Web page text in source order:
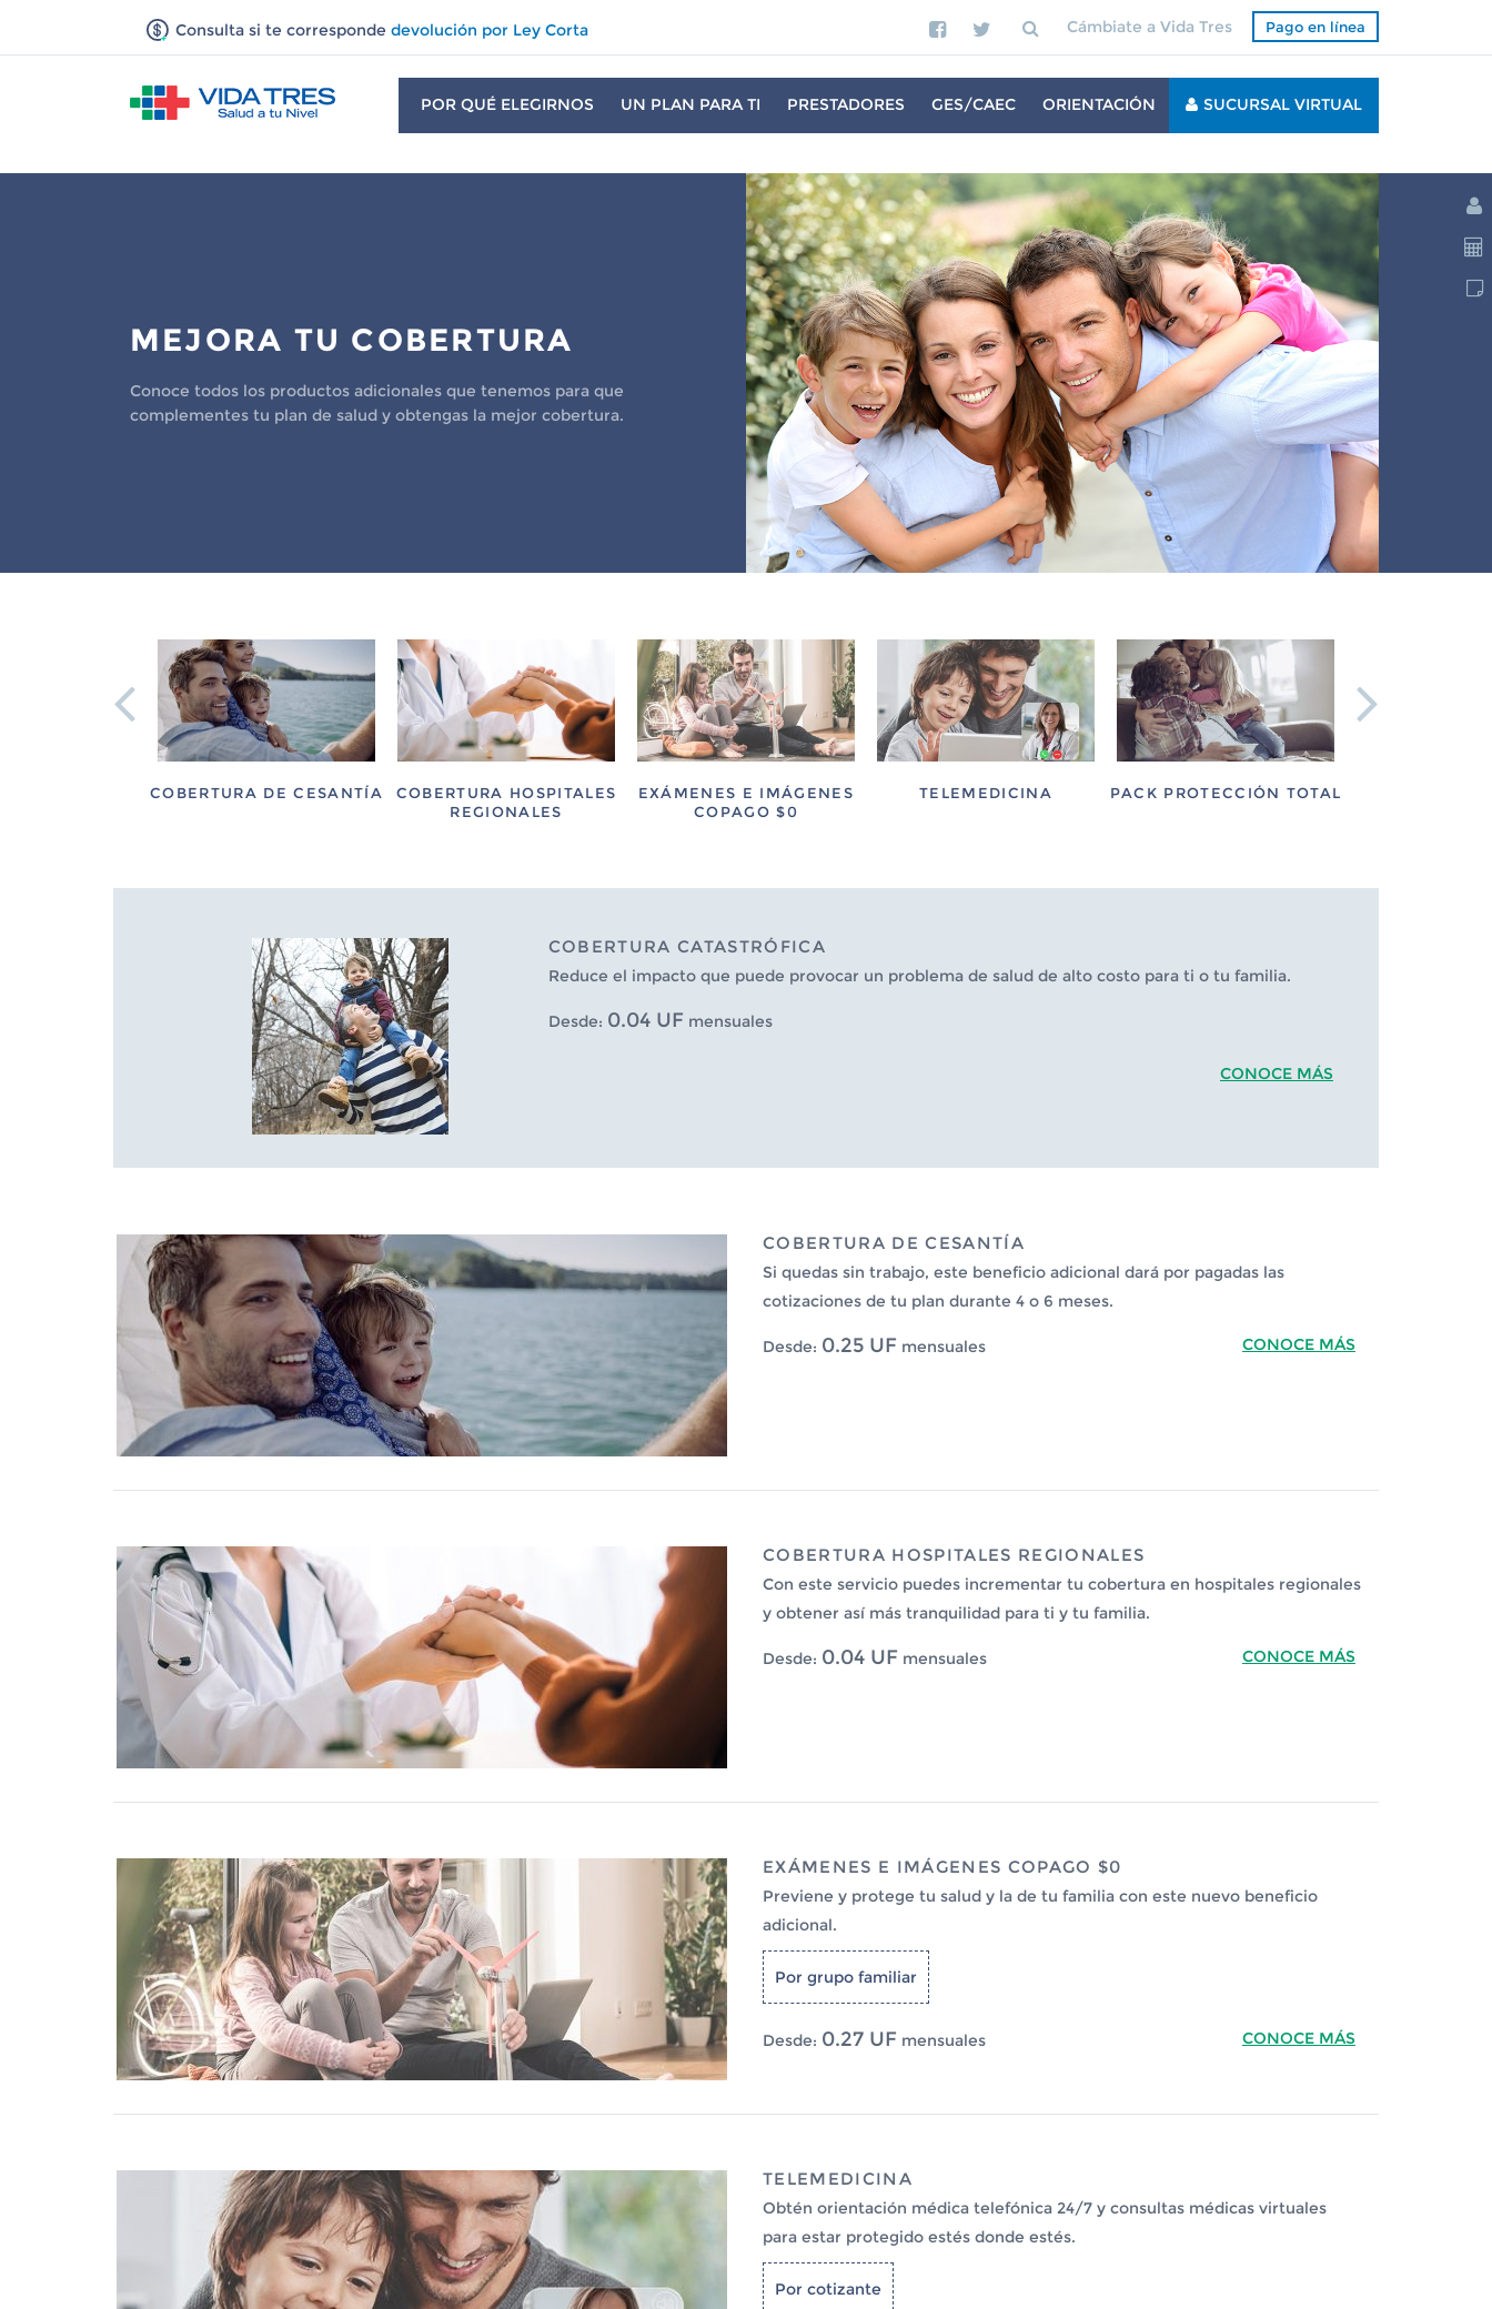
Pago en línea
Cámbiate a Vida Tres
Consulta si te corresponde devolución por Ley Corta
POR QUÉ ELEGIRNOS UN PLAN PARA TI PRESTADORES GES/CAEC ORIENTACIÓN SUCURSAL VIRTUAL
MEJORA TU COBERTURA
Conoce todos los productos adicionales que tenemos para que
complementes tu plan de salud y obtengas la mejor cobertura.
COBERTURA DE CESANTÍA
COBERTURA HOSPITALES
REGIONALES
EXÁMENES E IMÁGENES
COPAGO $0
TELEMEDICINA PACK PROTECCIÓN TOTAL
COBERTURA CATASTRÓFICA
Reduce el impacto que puede provocar un problema de salud de alto costo para ti o tu familia.
Desde: 0.04 UF mensuales
CONOCE MÁS
COBERTURA DE CESANTÍA
Si quedas sin trabajo, este beneficio adicional dará por pagadas las
cotizaciones de tu plan durante 4 o 6 meses.
Desde: 0.25 UF mensuales CONOCE MÁS
COBERTURA HOSPITALES REGIONALES
Con este servicio puedes incrementar tu cobertura en hospitales regionales
y obtener así más tranquilidad para ti y tu familia.
Desde: 0.04 UF mensuales CONOCE MÁS
EXÁMENES E IMÁGENES COPAGO $0
Previene y protege tu salud y la de tu familia con este nuevo beneficio
adicional.
Por grupo familiar
Desde: 0.27 UF mensuales CONOCE MÁS
TELEMEDICINA
Obtén orientación médica telefónica 24/7 y consultas médicas virtuales
para estar protegido estés donde estés.
Por cotizante